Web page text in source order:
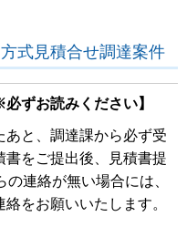
式見積合せ調達案件
ずお読みください】
と、調達課から必ず受
をご提出後、見積書提
連絡が無い場合には、
絡をお願いいたします。